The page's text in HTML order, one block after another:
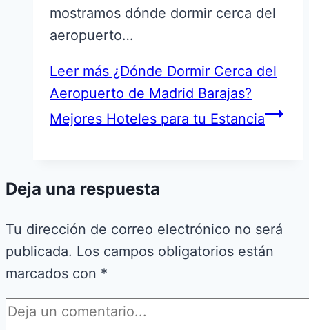
mostramos dónde dormir cerca del
aeropuerto…
Leer más ¿Dónde Dormir Cerca del
Aeropuerto de Madrid Barajas?
Mejores Hoteles para tu Estancia
Deja una respuesta
Tu dirección de correo electrónico no será
publicada. Los campos obligatorios están
marcados con *